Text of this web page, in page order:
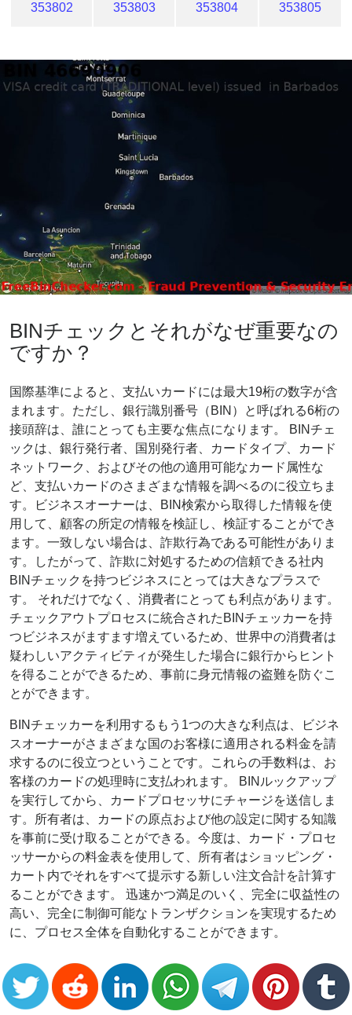
353802 353803 353804 353805
BINチェックとそれがなぜ重要なの
ですか？
国際基準によると、支払いカードには最大19桁の数字が含
まれます。ただし、銀行識別番号（BIN）と呼ばれる6桁の
接頭辞は、誰にとっても主要な焦点になります。 BINチェ
ックは、銀行発行者、国別発行者、カードタイプ、カード
ネットワーク、およびその他の適用可能なカード属性な
ど、支払いカードのさまざまな情報を調べるのに役立ちま
す。ビジネスオーナーは、BIN検索から取得した情報を使
用して、顧客の所定の情報を検証し、検証することができ
ます。一致しない場合は、詐欺行為である可能性がありま
す。したがって、詐欺に対処するための信頼できる社内
BINチェックを持つビジネスにとっては大きなプラスで
す。 それだけでなく、消費者にとっても利点があります。
チェックアウトプロセスに統合されたBINチェッカーを持
つビジネスがますます増えているため、世界中の消費者は
疑わしいアクティビティが発生した場合に銀行からヒント
を得ることができるため、事前に身元情報の盗難を防ぐこ
とができます。
BINチェッカーを利用するもう1つの大きな利点は、ビジネ
スオーナーがさまざまな国のお客様に適用される料金を請
求するのに役立つということです。これらの手数料は、お
客様のカードの処理時に支払われます。 BINルックアップ
を実行してから、カードプロセッサにチャージを送信しま
す。所有者は、カードの原点および他の設定に関する知識
を事前に受け取ることができる。今度は、カード・プロセ
ッサーからの料金表を使用して、所有者はショッピング・
カート内でそれをすべて提示する新しい注文合計を計算す
ることができます。 迅速かつ満足のいく、完全に収益性の
高い、完全に制御可能なトランザクションを実現するため
に、プロセス全体を自動化することができます。